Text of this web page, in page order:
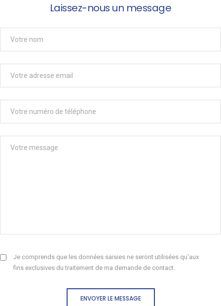
Laissez-nous un message
Je comprends que les données saisies ne seront utilisées qu'aux
fins exclusives du traitement de ma demande de contact.
ENVOYER LE MESSAGE